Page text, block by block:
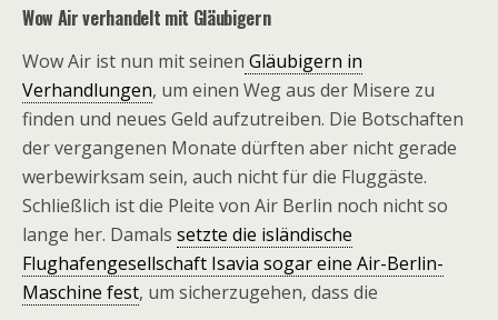
Wow Air verhandelt mit Gläubigern
Wow Air ist nun mit seinen Gläubigern in
Verhandlungen, um einen Weg aus der Misere zu
finden und neues Geld aufzutreiben. Die Botschaften
der vergangenen Monate dürften aber nicht gerade
werbewirksam sein, auch nicht für die Fluggäste.
Schließlich ist die Pleite von Air Berlin noch nicht so
lange her. Damals setzte die isländische
Flughafengesellschaft Isavia sogar eine Air-Berlin-
Maschine fest, um sicherzugehen, dass die